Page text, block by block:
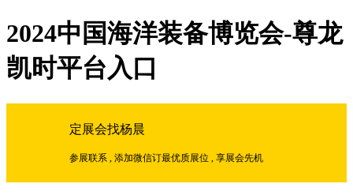
2024中国海洋装备博览会-尊龙
凯时平台入口
定展会找杨晨
参展联系 , 添加微信订最优质展位 , 享展会先机